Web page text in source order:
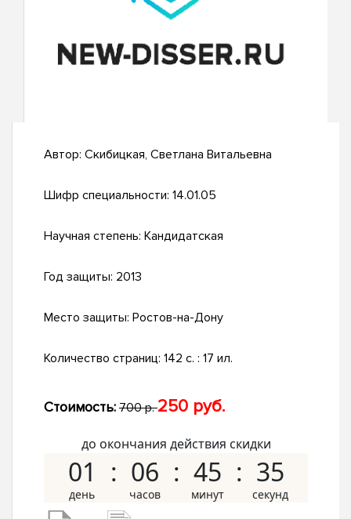
Автор: Скибицкая, Светлана Витальевна
Шифр специальности: 14.01.05
Научная степень: Кандидатская
Год защиты: 2013
Место защиты: Ростов-на-Дону
Количество страниц: 142 с. : 17 ил.
Стоимость: 700 р.250 руб.
до окончания действия скидки
01 06 45 35